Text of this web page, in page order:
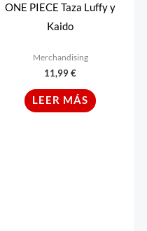
ONE PIECE Taza Luffy y
Kaido
Merchandising
11,99€
LEER MÁS